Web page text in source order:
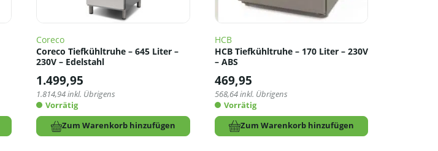
Coreco
Coreco Tiefkühltruhe – 645 Liter –
230V – Edelstahl
1.499,95
1.814,94inkl. Übrigens
Vorrätig
Zum Warenkorb hinzufügen
HCB
HCB Tiefkühltruhe – 170 Liter – 230V
– ABS
469,95
568,64inkl. Übrigens
Vorrätig
Zum Warenkorb hinzufügen